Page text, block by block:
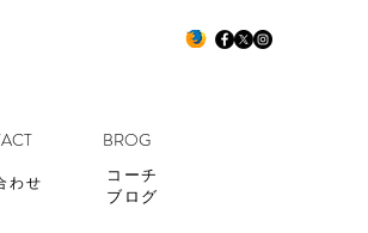
BROG
わせ
コーチ
ブログ